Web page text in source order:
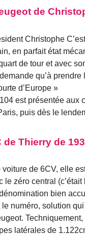
de
Christophe
en parfait état
de tour et avec
qu’à prendre
d’Europe »
est présentée
puis dès le
de Thierry de
de 6CV, elle
zéro central
bien
numéro, solution
Techniquement,
latérales de